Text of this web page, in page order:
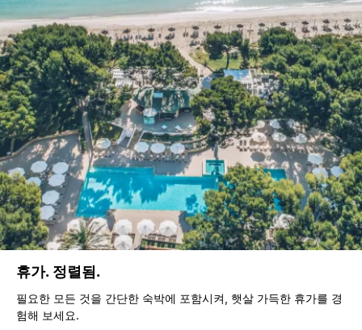
휴가. 정렬됨.
필요한 모든 것을 간단한 숙박에 포함시켜, 햇살 가득한 휴가를 경
험해 보세요.